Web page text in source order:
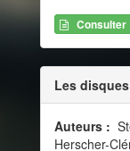
Consulter
Les
Auteurs :
Herscher-